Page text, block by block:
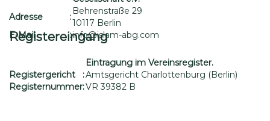
Adresse
:
Behrenstraße 29
10117 Berlin
E-Mail
:info@islam-abg.com
Registereingang
Eintragung im Vereinsregister.
Registergericht
:Amtsgericht Charlottenburg (Berlin)
Registernummer:VR 39382 B